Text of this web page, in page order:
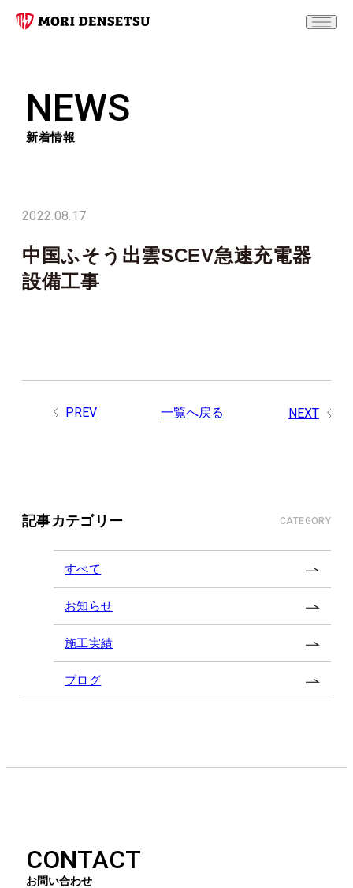
NEWS
新着情報
記事カテゴリー CATEGORY
すべて
お知らせ
施工実績
ブログ
2022.08.17
中国ふそう出雲SCEV急速充電器
設備工事
PREV 一覧へ戻る NEXT
CONTACT
お問い合わせ